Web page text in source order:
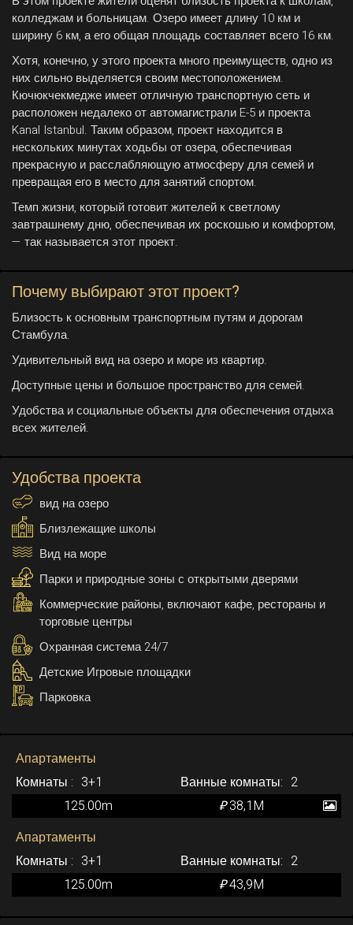
колледжам и больницам. Озеро имеет длину 10 км и
ширину 6 км, а его общая площадь составляет всего 16 км.
Хотя, конечно, у этого проекта много преимуществ, одно из
них сильно выделяется своим местоположением.
Кючюкчекмедже имеет отличную транспортную сеть и
расположен недалеко от автомагистрали E-5 и проекта
Kanal Istanbul. Таким образом, проект находится в
нескольких минутах ходьбы от озера, обеспечивая
прекрасную и расслабляющую атмосферу для семей и
превращая его в место для занятий спортом.
Темп жизни, который готовит жителей к светлому
завтрашнему дню, обеспечивая их роскошью и комфортом,
— так называется этот проект.
Почему выбирают этот проект?
Близость к основным транспортным путям и дорогам
Стамбула.
Удивительный вид на озеро и море из квартир.
Доступные цены и большое пространство для семей.
Удобства и социальные объекты для обеспечения отдыха
всех жителей.
Удобства проекта
вид на озеро
Близлежащие школы
Вид на море
Парки и природные зоны с открытыми дверями
Коммерческие районы, включают кафе, рестораны и
торговые центры
Охранная система 24/7
Детские Игровые площадки
Парковка
Апартаменты
3+1
2
125.00m
₽38,1M
Апартаменты
3+1
2
125.00m
₽43,9M